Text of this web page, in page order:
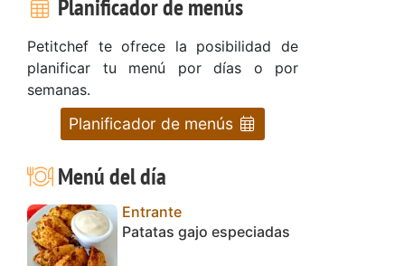
Planificador de menús
Petitchef te ofrece la posibilidad de
planificar tu menú por días o por
semanas.
Planificador de menús
Menú del día
Entrante
Patatas gajo especiadas